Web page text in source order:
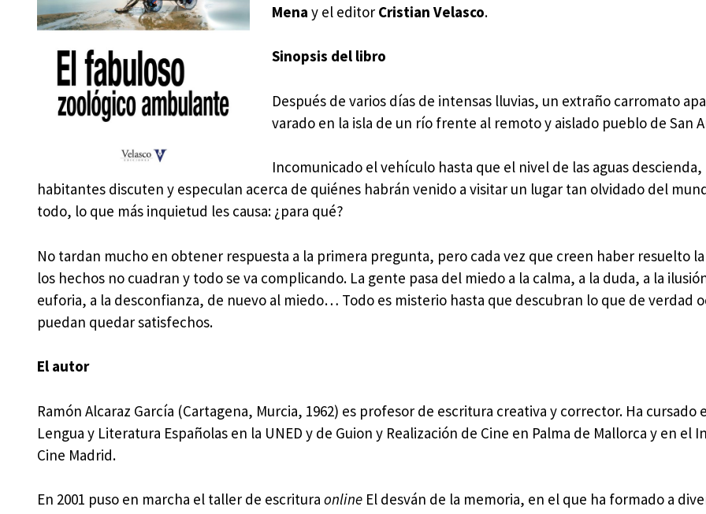
Mena y el editor Cristian Velasco.
Sinopsis del libro
Después de varios días de intensas lluvias, un extraño carromato
varado en la isla de un río frente al remoto y aislado pueblo de San
Incomunicado el vehículo hasta que el nivel de las aguas descienda,
habitantes discuten y especulan acerca de quiénes habrán venido a visitar un lugar tan olvidado del
todo, lo que más inquietud les causa: ¿para qué?
No tardan mucho en obtener respuesta a la primera pregunta, pero cada vez que creen haber resuelto
los hechos no cuadran y todo se va complicando. La gente pasa del miedo a la calma, a la duda, a la
euforia, a la desconfianza, de nuevo al miedo… Todo es misterio hasta que descubran lo que de verdad
puedan quedar satisfechos.
El autor
Ramón Alcaraz García (Cartagena, Murcia, 1962) es profesor de escritura creativa y corrector. Ha cursado
Lengua y Literatura Españolas en la UNED y de Guion y Realización de Cine en Palma de Mallorca y en el
Cine Madrid.
En 2001 puso en marcha el taller de escritura onlineEl desván de la memoria, en el que ha formado a